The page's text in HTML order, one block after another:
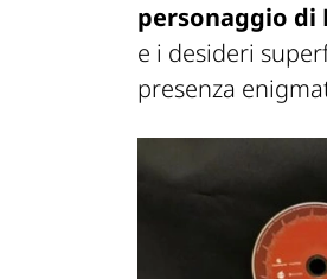
personaggio di
e i desideri
presenza